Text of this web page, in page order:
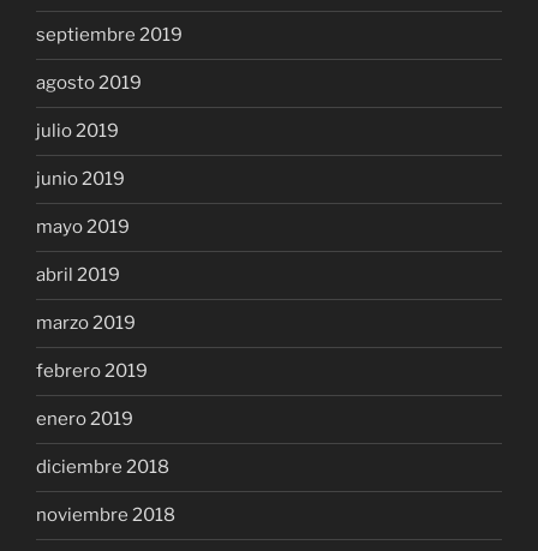
septiembre 2019
agosto 2019
julio 2019
junio 2019
mayo 2019
abril 2019
marzo 2019
febrero 2019
enero 2019
diciembre 2018
noviembre 2018